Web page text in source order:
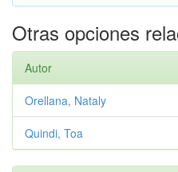
Otras opciones
Autor
Orellana, Nataly
Quindi, Toa